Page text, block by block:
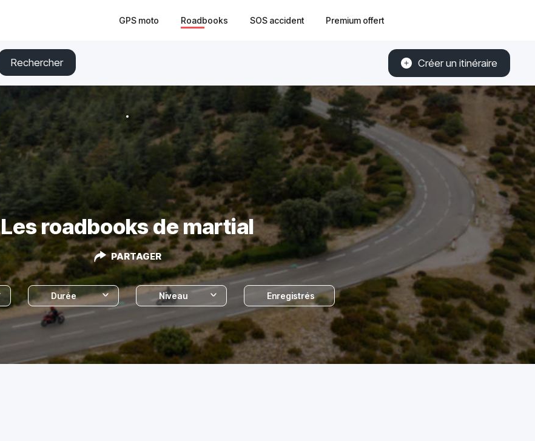
GPS moto Roadbooks SOS accident Premium offert
Rechercher Créer un itinéraire
Les roadbooks de martial
PARTAGER
Durée Niveau Enregistrés